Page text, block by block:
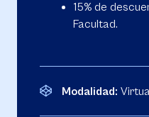
15% de
Facultad.
Modalidad: